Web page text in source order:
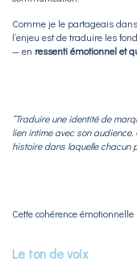
Comme je le partageais dans
l’enjeu est de traduire les
— en ressenti émotionnel et
“Traduire une identité de
lien intime avec son audience.
histoire dans laquelle chacun
Cette cohérence émotionnelle
Le ton de voix